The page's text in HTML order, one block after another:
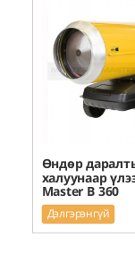
Өндөр
халуунаар
Master B 360
Дэлгэрэнгүй